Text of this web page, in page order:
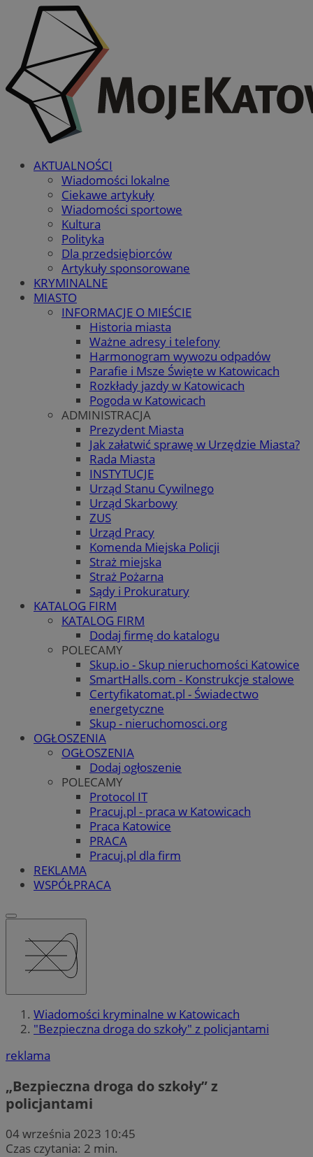
AKTUALNOŚCI
Wiadomości lokalne
Ciekawe artykuły
Wiadomości sportowe
Kultura
Polityka
Dla przedsiębiorców
Artykuły sponsorowane
KRYMINALNE
MIASTO
INFORMACJE O MIEŚCIE
Historia miasta
Ważne adresy i telefony
Harmonogram wywozu odpadów
Parafie i Msze Święte w Katowicach
Rozkłady jazdy w Katowicach
Pogoda w Katowicach
ADMINISTRACJA
Prezydent Miasta
Jak załatwić sprawę w Urzędzie Miasta?
Rada Miasta
INSTYTUCJE
Urząd Stanu Cywilnego
Urząd Skarbowy
ZUS
Urząd Pracy
Komenda Miejska Policji
Straż miejska
Straż Pożarna
Sądy i Prokuratury
KATALOG FIRM
KATALOG FIRM
Dodaj firmę do katalogu
POLECAMY
Skup.io - Skup nieruchomości Katowice
SmartHalls.com - Konstrukcje stalowe
Certyfikatomat.pl - Świadectwo
energetyczne
Skup - nieruchomosci.org
OGŁOSZENIA
OGŁOSZENIA
Dodaj ogłoszenie
POLECAMY
Protocol IT
Pracuj.pl - praca w Katowicach
Praca Katowice
PRACA
Pracuj.pl dla firm
REKLAMA
WSPÓŁPRACA
Wiadomości kryminalne w Katowicach
"Bezpieczna droga do szkoły" z policjantami
reklama
„Bezpieczna droga do szkoły” z
policjantami
04 września 2023 10:45
Czas czytania: 2 min.